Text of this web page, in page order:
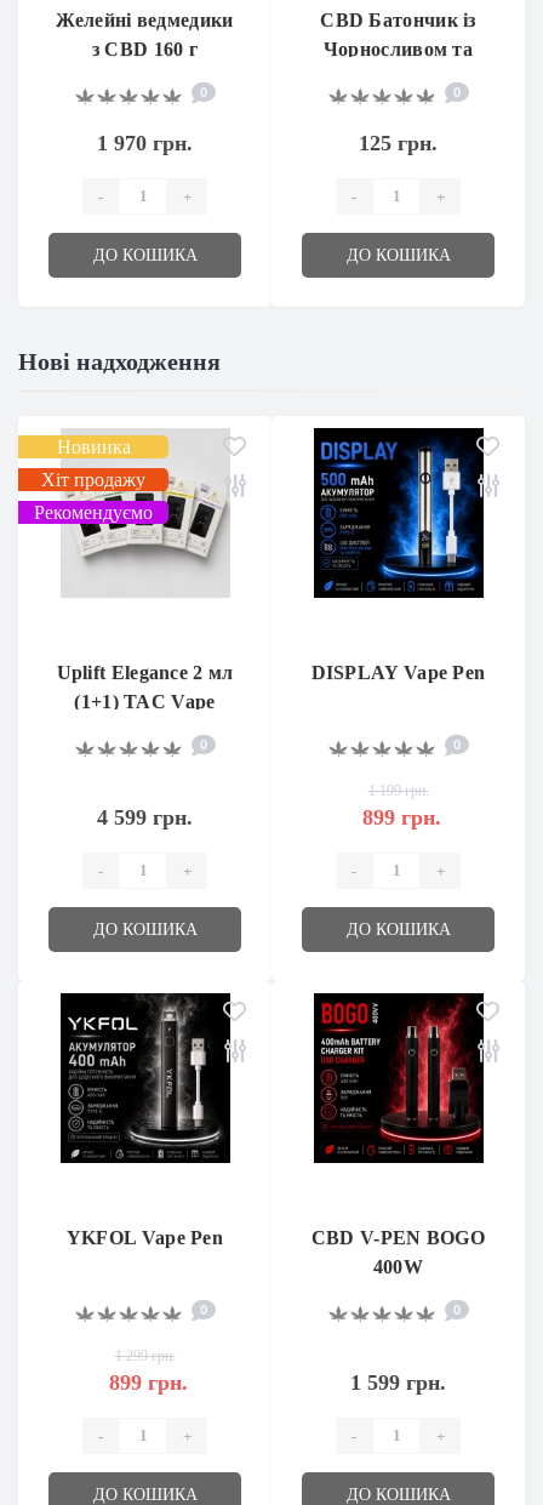
Желейні ведмедики
з CBD 160 г
0
1 970 грн.
- +
ДО КОШИКА
CBD Батончик із
Чорносливом та
0
125 грн.
- +
ДО КОШИКА
Нові надходження
Новинка
Хіт продажу
Рекомендуємо
Uplift Elegance 2 мл
(1+1) TAC Vape
0
4 599 грн.
- +
ДО КОШИКА
DISPLAY Vape Pen
0
1 199 грн.
899 грн.
- +
ДО КОШИКА
YKFOL Vape Pen
0
1 299 грн.
899 грн.
- +
ДО КОШИКА
CBD V-PEN BOGO
400W
0
1 599 грн.
- +
ДО КОШИКА